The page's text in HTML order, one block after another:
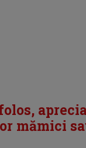
mămici